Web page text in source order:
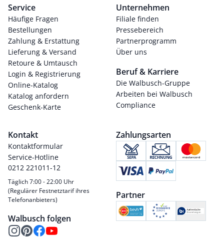
Service
Häufige Fragen
Bestellungen
Zahlung & Erstattung
Lieferung & Versand
Retoure & Umtausch
Login & Registrierung
Online-Katalog
Katalog anfordern
Geschenk-Karte
Unternehmen
Filiale finden
Pressebereich
Partnerprogramm
Über uns
Beruf & Karriere
Die Walbusch-Gruppe
Arbeiten bei Walbusch
Compliance
Kontakt
Kontaktformular
Service-Hotline
0212 221011-12
Täglich 7:00 - 22:00 Uhr
(Regulärer Festnetztarif ihres
Telefonanbieters)
Walbusch folgen
Zahlungsarten
Partner